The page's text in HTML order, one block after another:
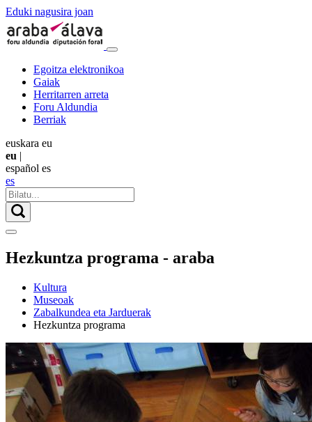
Eduki nagusira joan
Egoitza elektronikoa
Gaiak
Herritarren arreta
Foru Aldundia
Berriak
euskara eu
eu |
español es
es
Hezkuntza programa - araba
Kultura
Museoak
Zabalkundea eta Jarduerak
Hezkuntza programa